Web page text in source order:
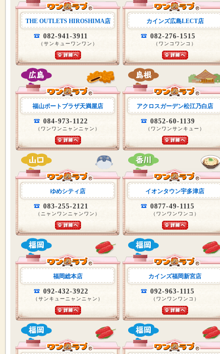
THE OUTLETS HIROSHIMA店
082-941-3911
（サンキューワンワン）
カインズ広島LECT店
082-276-1515
（ワンコワンコ）
福山ポートプラザ天満屋店
084-973-1122
（ワンワンニャンニャン）
アクロスガーデン松江乃白店
0852-60-1139
（ワンワンサンキュー）
ゆめシティ店
083-255-2121
（ニャンワンニャンワン）
イオンタウン宇多津店
0877-49-1115
（ワンワンワンコ）
福岡総本店
092-432-3922
（サンキューニャンニャン）
カインズ福岡新宮店
092-963-1115
（ワンワンワンコ）